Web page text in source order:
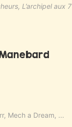
L’archipel aux 7
Mech a Dream, ...